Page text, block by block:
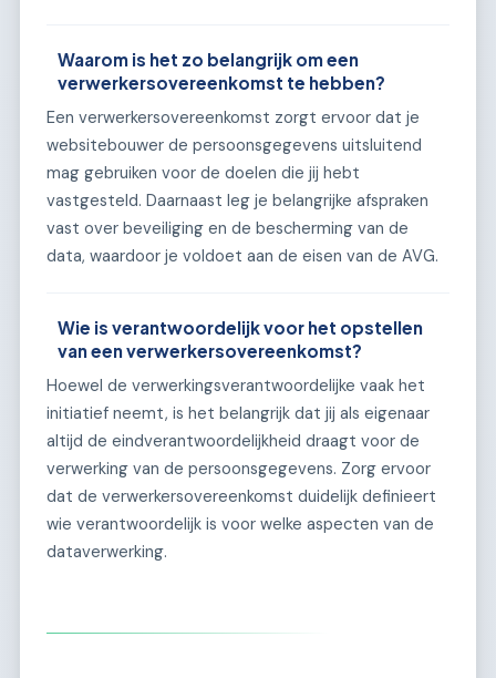
Waarom is het zo belangrijk om een
verwerkersovereenkomst te hebben?
Een verwerkersovereenkomst zorgt ervoor dat je
websitebouwer de persoonsgegevens uitsluitend
mag gebruiken voor de doelen die jij hebt
vastgesteld. Daarnaast leg je belangrijke afspraken
vast over beveiliging en de bescherming van de
data, waardoor je voldoet aan de eisen van de AVG.
Wie is verantwoordelijk voor het opstellen
van een verwerkersovereenkomst?
Hoewel de verwerkingsverantwoordelijke vaak het
initiatief neemt, is het belangrijk dat jij als eigenaar
altijd de eindverantwoordelijkheid draagt voor de
verwerking van de persoonsgegevens. Zorg ervoor
dat de verwerkersovereenkomst duidelijk definieert
wie verantwoordelijk is voor welke aspecten van de
dataverwerking.